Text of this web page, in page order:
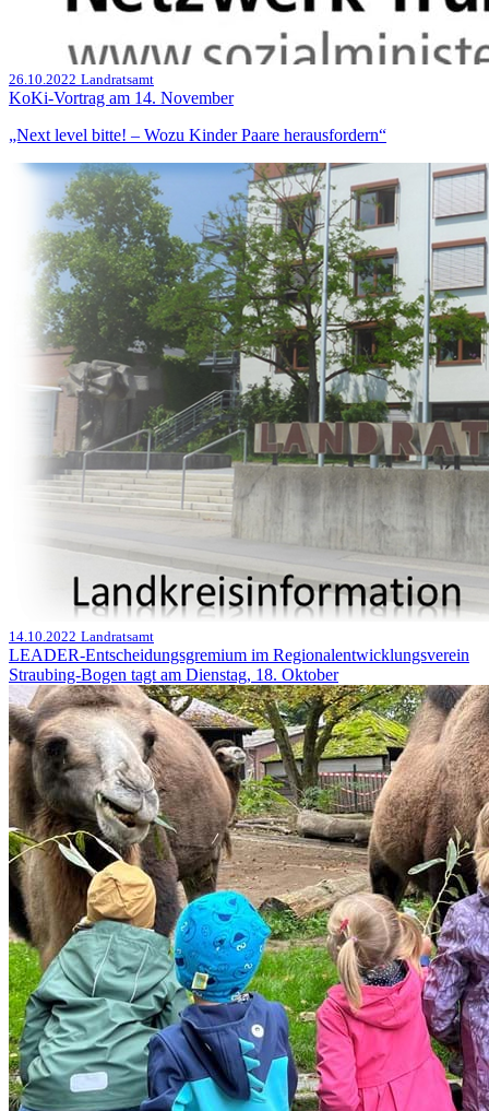
26.10.2022 Landratsamt
KoKi-Vortrag am 14. November
„Next level bitte! – Wozu Kinder Paare herausfordern“
14.10.2022 Landratsamt
LEADER-Entscheidungsgremium im Regionalentwicklungsverein
Straubing-Bogen tagt am Dienstag, 18. Oktober